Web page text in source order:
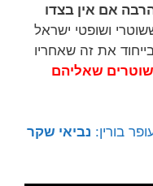
אם אין בצדו
ושופטי ישראל
את זה שאחריו
שאליהם
בורין: נביאי שקר